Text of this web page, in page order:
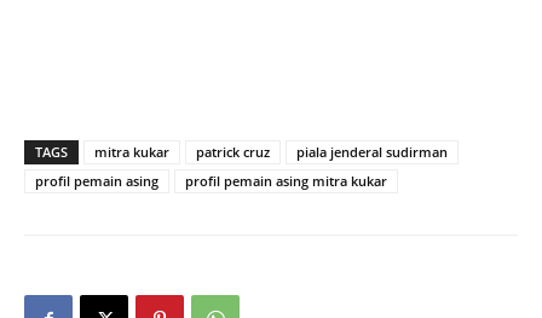
TAGS mitra kukar patrick cruz
piala jenderal sudirman
profil pemain asing
profil pemain asing mitra kukar